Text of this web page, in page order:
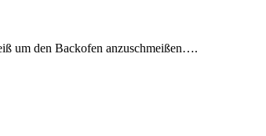
um den Backofen anzuschmeißen….